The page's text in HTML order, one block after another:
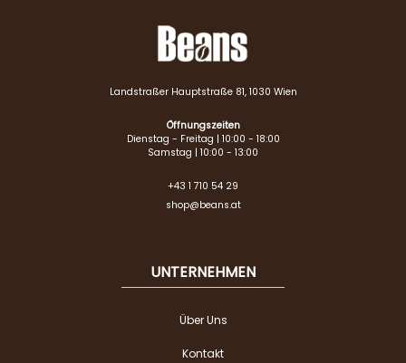
Landstraßer Hauptstraße 81, 1030 Wien
Öffnungszeiten
Dienstag - Freitag | 10:00 - 18:00
Samstag | 10:00 - 13:00
+43 1 710 54 29
shop@beans.at
UNTERNEHMEN
Über Uns
Kontakt